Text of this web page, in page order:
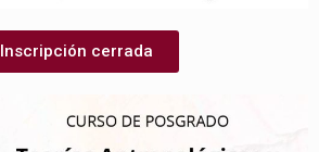
Inscripción cerrada